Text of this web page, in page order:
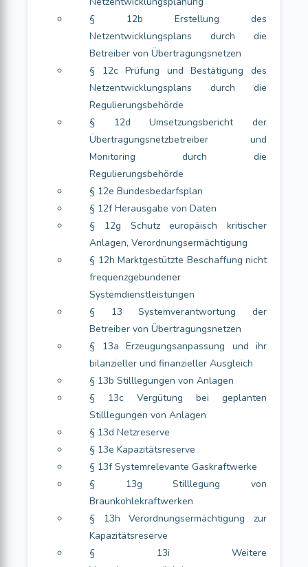
§ 12b Erstellung des
Netzentwicklungsplans durch die
Betreiber von Übertragungsnetzen
§ 12c Prüfung und Bestätigung des
Netzentwicklungsplans durch die
Regulierungsbehörde
§ 12d Umsetzungsbericht der
Übertragungsnetzbetreiber und
Monitoring durch die
Regulierungsbehörde
§ 12e Bundesbedarfsplan
§ 12f Herausgabe von Daten
§ 12g Schutz europäisch kritischer
Anlagen, Verordnungsermächtigung
§ 12h Marktgestützte Beschaffung nicht
frequenzgebundener
Systemdienstleistungen
§ 13 Systemverantwortung der
Betreiber von Übertragungsnetzen
§ 13a Erzeugungsanpassung und ihr
bilanzieller und finanzieller Ausgleich
§ 13b Stilllegungen von Anlagen
§ 13c Vergütung bei geplanten
Stilllegungen von Anlagen
§ 13d Netzreserve
§ 13e Kapazitätsreserve
§ 13f Systemrelevante Gaskraftwerke
§ 13g Stilllegung von
Braunkohlekraftwerken
§ 13h Verordnungsermächtigung zur
Kapazitätsreserve
§ 13i Weitere